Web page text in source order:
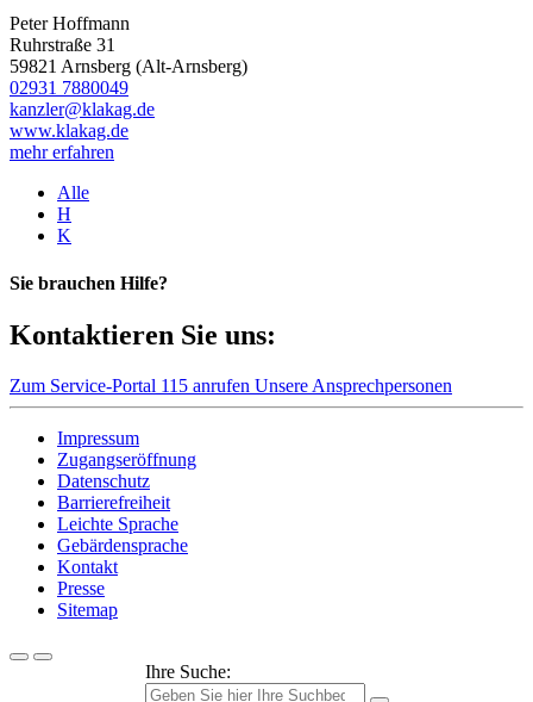
Peter Hoffmann
Ruhrstraße 31
59821 Arnsberg (Alt-Arnsberg)
02931 7880049
kanzler@klakag.de
www.klakag.de
mehr erfahren
Alle
H
K
Sie brauchen Hilfe?
Kontaktieren Sie uns:
Zum Service-Portal 115 anrufen Unsere Ansprechpersonen
Impressum
Zugangseröffnung
Datenschutz
Barrierefreiheit
Leichte Sprache
Gebärdensprache
Kontakt
Presse
Sitemap
Ihre Suche: